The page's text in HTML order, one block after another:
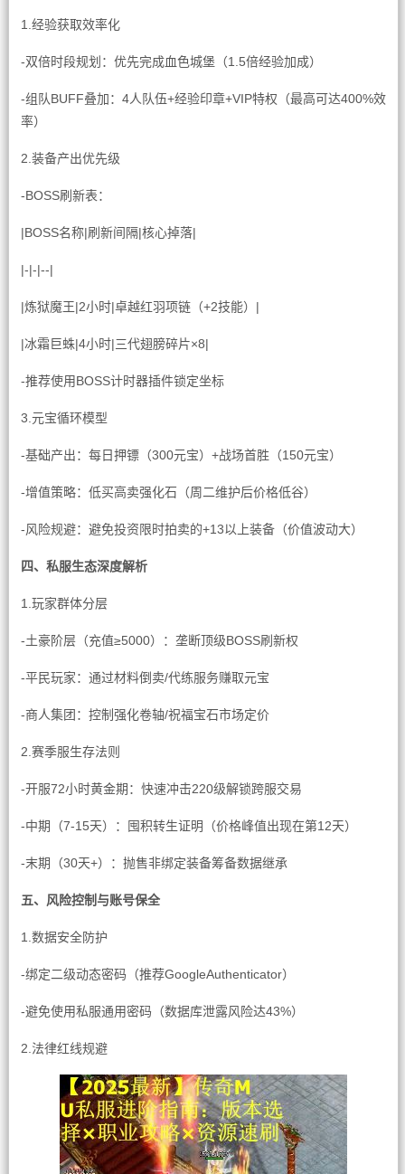
1.经验获取效率化
-双倍时段规划：优先完成血色城堡（1.5倍经验加成）
-组队BUFF叠加：4人队伍+经验印章+VIP特权（最高可达400%效
率）
2.装备产出优先级
-BOSS刷新表：
|BOSS名称|刷新间隔|核心掉落|
|-|-|--|
|炼狱魔王|2小时|卓越红羽项链（+2技能）|
|冰霜巨蛛|4小时|三代翅膀碎片×8|
-推荐使用BOSS计时器插件锁定坐标
3.元宝循环模型
-基础产出：每日押镖（300元宝）+战场首胜（150元宝）
-增值策略：低买高卖强化石（周二维护后价格低谷）
-风险规避：避免投资限时拍卖的+13以上装备（价值波动大）
四、私服生态深度解析
1.玩家群体分层
-土豪阶层（充值≥5000）：垄断顶级BOSS刷新权
-平民玩家：通过材料倒卖/代练服务赚取元宝
-商人集团：控制强化卷轴/祝福宝石市场定价
2.赛季服生存法则
-开服72小时黄金期：快速冲击220级解锁跨服交易
-中期（7-15天）：囤积转生证明（价格峰值出现在第12天）
-末期（30天+）：抛售非绑定装备筹备数据继承
五、风险控制与账号保全
1.数据安全防护
-绑定二级动态密码（推荐GoogleAuthenticator）
-避免使用私服通用密码（数据库泄露风险达43%）
2.法律红线规避